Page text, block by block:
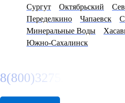
Сургут
Октябрьский
Переделкино
Чапаевск
Минеральные Воды
Южно-Сахалинск
8(800)3275280